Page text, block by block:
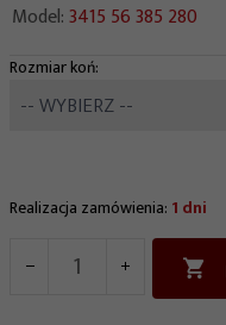
Model:3415 56 385 280
Rozmiar koń:
-- WYBIERZ --
Realizacja zamówienia: 1 dni